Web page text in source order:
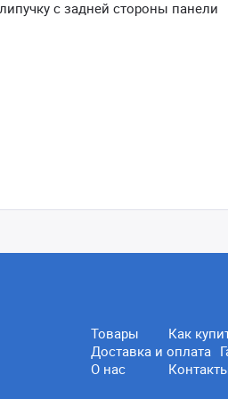
с задней стороны панели
Товары
Как
Доставка и оплата
О нас